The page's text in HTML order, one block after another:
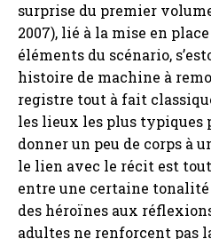
surprise du premier
2007), lié à la mise en
éléments du scénario,
histoire de machine à
registre tout à fait
les lieux les plus typiques
donner un peu de corps à
le lien avec le récit est
entre une certaine
des héroïnes aux
adultes ne renforcent pas